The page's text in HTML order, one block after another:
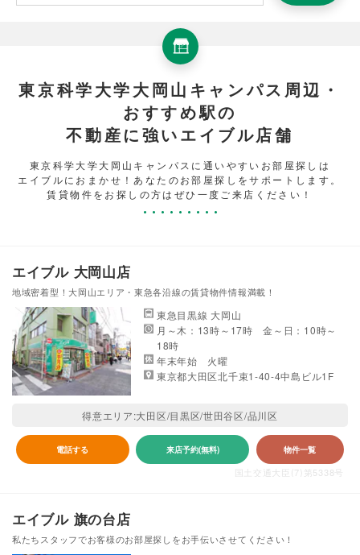
東京科学大学大岡山キャンパス周辺・
おすすめ駅の
不動産に強いエイブル店舗
東京科学大学大岡山キャンパスに通いやすいお部屋探しは
エイブルにおまかせ！あなたのお部屋探しをサポートします。
賃貸物件をお探しの方はぜひ一度ご来店ください！
エイブル 大岡山店
地域密着型！大岡山エリア・東急各沿線の賃貸物件情報満載！
東急目黒線 大岡山
月～木：13時～17時 金～日：10時～
18時
年末年始 火曜
東京都大田区北千束1-40-4中島ビル1F
得意エリア:大田区/目黒区/世田谷区/品川区
電話する 来店予約(無料) 物件一覧
国土交通大臣(7)第5338号
エイブル 旗の台店
私たちスタッフでお客様のお部屋探しをお手伝いさせてください！